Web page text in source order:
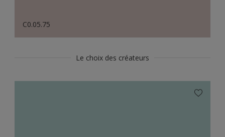
C0.05.75
Le choix des créateurs